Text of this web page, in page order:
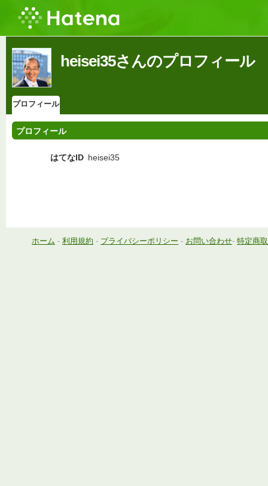
heisei35さんのプロフィール
プロフィール
プロフィール
はてなID heisei35
ホーム - 利用規約 - プライバシーポリシー - お問い合わせ- 特定商